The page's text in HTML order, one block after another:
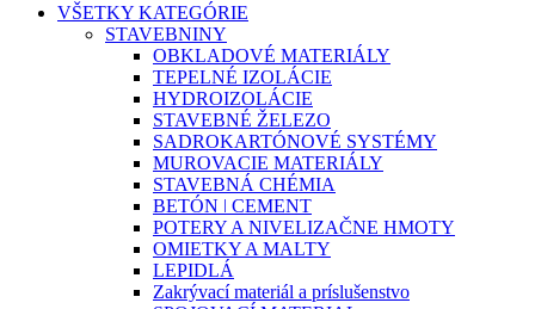
VŠETKY KATEGÓRIE
STAVEBNINY
OBKLADOVÉ MATERIÁLY
TEPELNÉ IZOLÁCIE
HYDROIZOLÁCIE
STAVEBNÉ ŽELEZO
SADROKARTÓNOVÉ SYSTÉMY
MUROVACIE MATERIÁLY
STAVEBNÁ CHÉMIA
BETÓN ǀ CEMENT
POTERY A NIVELIZAČNE HMOTY
OMIETKY A MALTY
LEPIDLÁ
Zakrývací materiál a príslušenstvo